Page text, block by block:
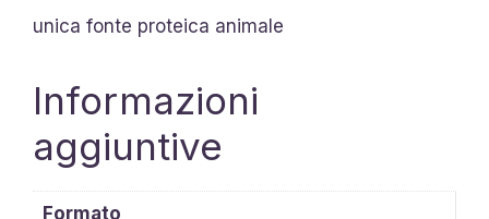
unica fonte proteica animale
Informazioni
aggiuntive
Formato